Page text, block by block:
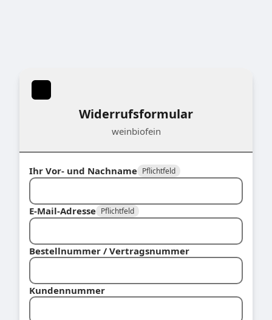
Widerrufsformular
weinbiofein
Ihr Vor- und Nachname Pflichtfeld
E-Mail-Adresse Pflichtfeld
Bestellnummer / Vertragsnummer
Kundennummer